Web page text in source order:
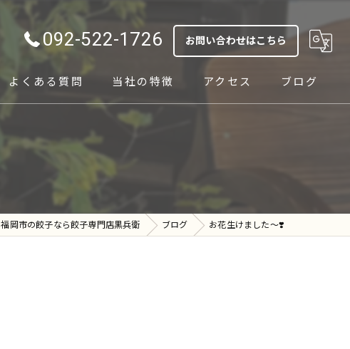
092-522-1726 お問い合わせはこちら
よくある質問 当社の特徴
イベント
アクセス ブログ
福岡市の餃子なら餃子専門店黒兵衛 ブログ お花生けました〜❣️